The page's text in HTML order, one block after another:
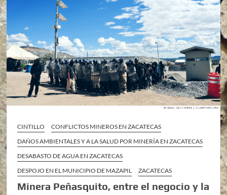
CINTILLO
CONFLICTOS MINEROS EN ZACATECAS
DAÑOS AMBIENTALES Y A LA SALUD POR MINERÍA EN ZACATECAS
DESABASTO DE AGUA EN ZACATECAS
DESPOJO EN EL MUNICIPIO DE MAZAPIL
ZACATECAS
Minera Peñasquito, entre el negocio y la